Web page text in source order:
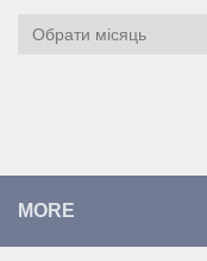
Архіви
MORE